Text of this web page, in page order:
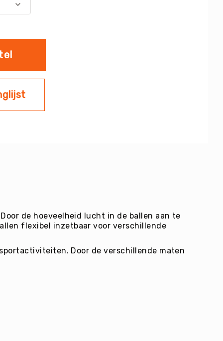
de hoeveelheid lucht in de ballen aan te
flexibel inzetbaar voor verschillende
Door de verschillende maten